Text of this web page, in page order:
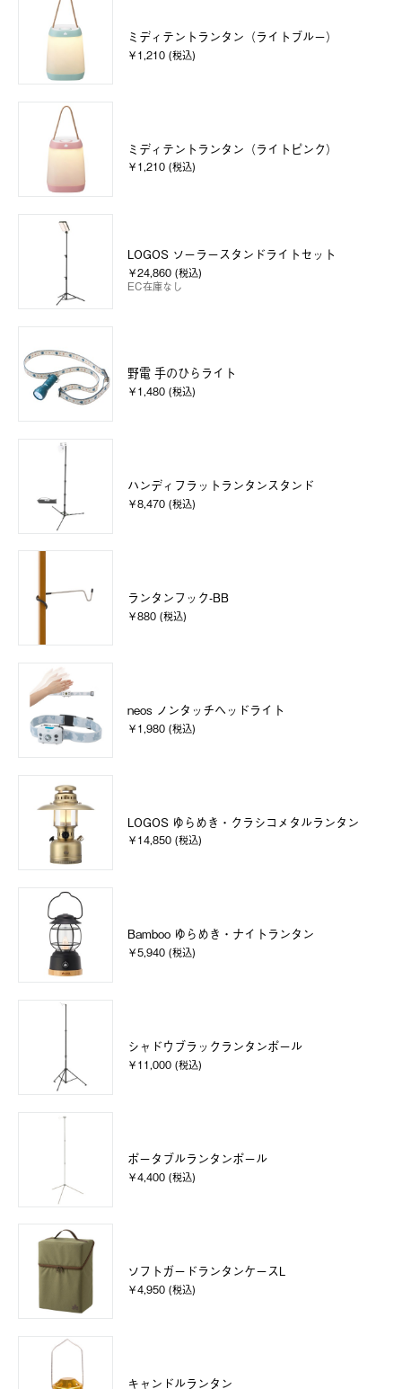
ミディテントランタン（ライトブルー）
￥1,210 (税込)
ミディテントランタン（ライトピンク）
￥1,210 (税込)
LOGOS ソーラースタンドライトセット
￥24,860 (税込)
EC在庫なし
野電 手のひらライト
￥1,480 (税込)
ハンディフラットランタンスタンド
￥8,470 (税込)
ランタンフック-BB
￥880 (税込)
neos ノンタッチヘッドライト
￥1,980 (税込)
LOGOS ゆらめき・クラシコメタルランタン
￥14,850 (税込)
Bamboo ゆらめき・ナイトランタン
￥5,940 (税込)
シャドウブラックランタンポール
￥11,000 (税込)
ポータブルランタンポール
￥4,400 (税込)
ソフトガードランタンケースL
￥4,950 (税込)
キャンドルランタン